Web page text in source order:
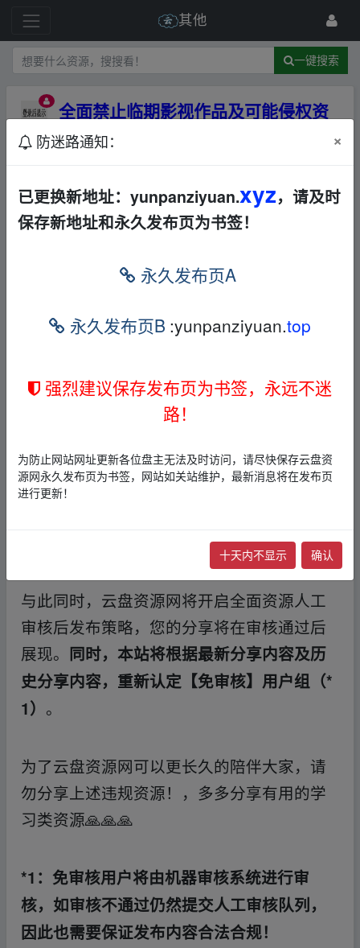
其他
一键搜索
全面禁止临期影视作品及可能侵权资
源公告
全面禁止临期影视作品及可能侵
权资源公告
为切实保护知识产权，维护产权所有者合法
及任何可能侵权的资源
链接 发布！
具体禁止
内容如下：
1，上映不足一年的电视剧、电影、动漫及其
他影视作品链接，官方平台收费的影音作品
与此同时，云盘资源网将开启全面资源人工
审核后发布策略，您的分享将在审核通过后
展现。 同时，本站将根据最新分享内容及历
史分享内容，重新认定【免审核】用户组（*
1） 。
为了云盘资源网可以更长久的陪伴大家，请
勿分享上述违规资源！，多多分享有用的学
习类资源🙏🙏🙏
*1：免审核用户将由机器审核系统进行审
核，如审核不通过仍然提交人工审核队列，
因此也需要保证发布内容合法合规！
防迷路通知： ×
已更换新地址：yunpanziyuan.xyz，请及时
保存新地址和永久发布页为书签！
永久发布页A
永久发布页B :yunpanziyuan.top
强烈建议保存发布页为书签，永远不迷
路！
为防止网站网址更新各位盘主无法及时访问，请尽快保存云盘资
源网永久发布页为书签，网站如关站维护，最新消息将在发布页
进行更新！
十天内不显示 确认